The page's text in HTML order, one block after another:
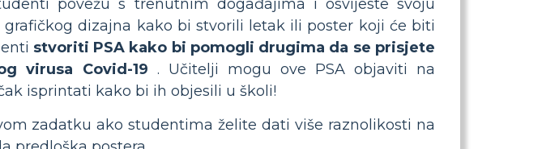
povežu s trenutnim događajima i osvijeste svoju
dizajna kako bi stvorili letak ili poster koji će biti
stvoriti PSA kako bi pomogli drugima da se prisjete
virusa Covid-19 . Učitelji mogu ove PSA objaviti na
isprintati kako bi ih objesili u školi!
zadatku ako studentima želite dati više raznolikosti na